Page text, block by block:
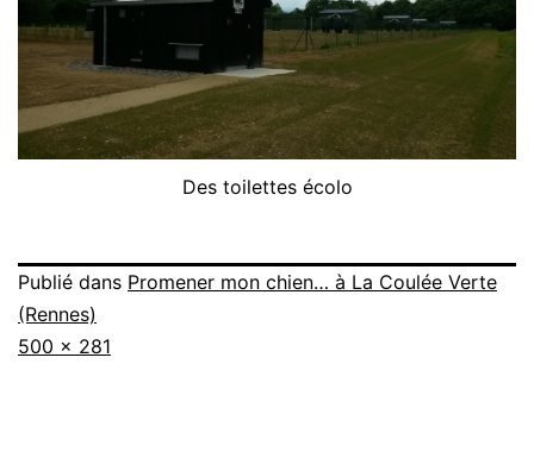
Des toilettes écolo
Publié dans Promener mon chien… à La Coulée Verte
(Rennes)
Taille
500 × 281